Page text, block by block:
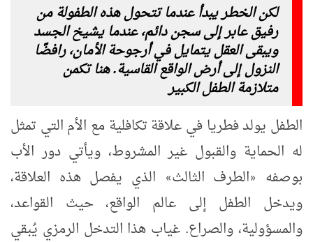
لكن الخطر يبدأ عندما تتحول هذه الطفولة من
رفيق عابر إلى سجن دائم، عندما يشيخ الجسد
ويبقى العقل يتمايل في أرجوحة الأمان، رافضًا
النزول إلى أرض الواقع القاسية. هنا تكمن
متلازمة الطفل الكبير
الطفل يولد فطريا في علاقة تكافلية مع الأم التي تمثل
له الحماية والقبول غير المشروط، ويأتي دور الأب
بوصفه
«الطرف الثالث»
الذي يفصل هذه العلاقة،
ويدخل الطفل إلى عالم الواقع، حيث القواعد،
والمسؤولية، والصراع. غياب هذا التدخل الرمزي يُبقي